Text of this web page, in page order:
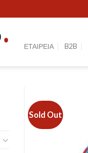
ΕΤΑΙΡΕΙΑ B2B
Sold Out